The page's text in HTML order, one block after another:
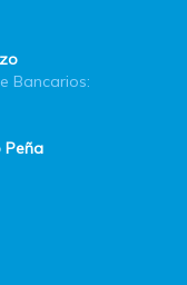
Bancarios:
Peña